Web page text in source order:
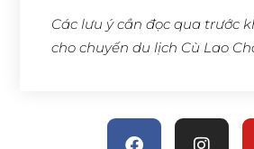
Các lưu ý cần đọc qua trước
cho chuyến du lịch Cù Lao
Facebook